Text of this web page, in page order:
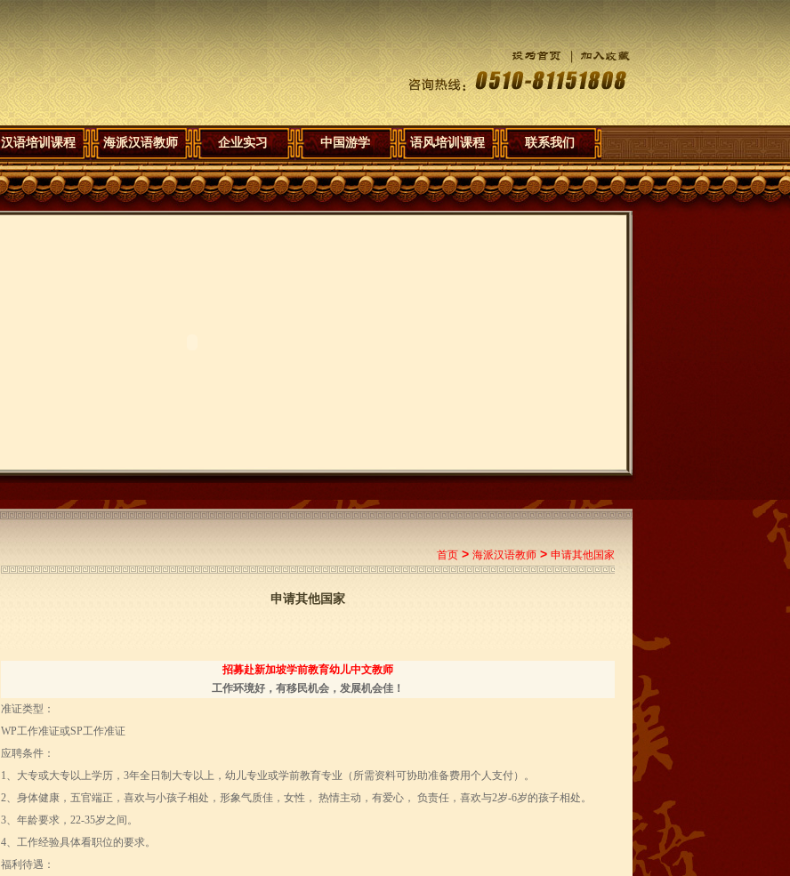
汉语培训课程 海派汉语教师 企业实习 中国游学 语风培训课程 联系我们
首页 > 海派汉语教师 > 申请其他国家
申请其他国家
招募赴新加坡学前教育幼儿中文教师
工作环境好，有移民机会，发展机会佳！
准证类型：
WP工作准证或SP工作准证
应聘条件：
1、大专或大专以上学历，3年全日制大专以上，幼儿专业或学前教育专业（所需资料可协助准备费用个人支付）。
2、身体健康，五官端正，喜欢与小孩子相处，形象气质佳，女性， 热情主动，有爱心， 负责任，喜欢与2岁-6岁的孩子相处。
3、年龄要求，22-35岁之间。
4、工作经验具体看职位的要求。
福利待遇：